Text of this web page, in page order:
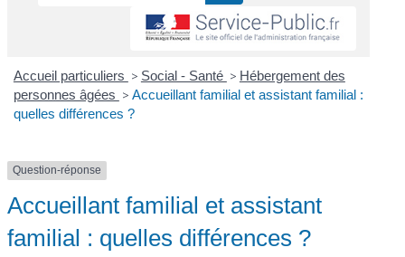
Accueil particuliers > Social - Santé > Hébergement des
personnes âgées > Accueillant familial et assistant familial :
quelles différences ?
Question-réponse
Accueillant familial et assistant
familial : quelles différences ?